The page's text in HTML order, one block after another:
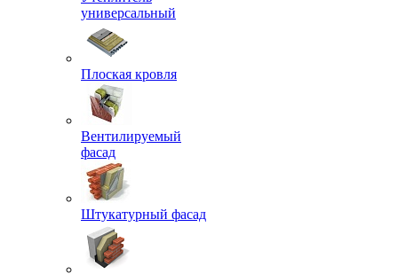
универсальный
Плоская кровля
Вентилируемый
фасад
Штукатурный фасад